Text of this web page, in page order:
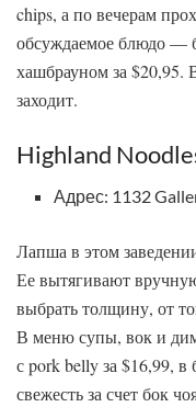
chips, а по вечерам
обсуждаемое блюдо —
хашбрауном за $20,95.
заходит.
Highland
Адрес: 1132
Лапша в этом
Ее вытягивают
выбрать толщину, от
В меню супы, вок и
с pork belly за $16,99,
свежесть за счет бок